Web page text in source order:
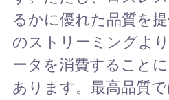
るかに優れた品質を
のストリーミングよ
ータを消費すること
あります。最高品質